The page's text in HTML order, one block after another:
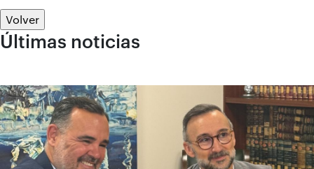
Volver
Últimas noticias